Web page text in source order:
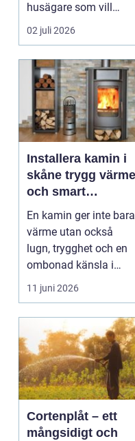
husägare som vill
kombinera låga
uppvärm...
02 juli 2026
Installera kamin i
skåne trygg värme
och smart
investering
En kamin ger inte bara
värme utan också
lugn, trygghet och en
ombonad känsla i
hemmet. Allt fler hus...
11 juni 2026
Cortenplåt – ett
mångsidigt och